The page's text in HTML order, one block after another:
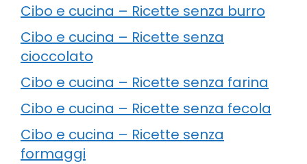
Cibo e cucina – Ricette senza burro
Cibo e cucina – Ricette senza
cioccolato
Cibo e cucina – Ricette senza farina
Cibo e cucina – Ricette senza fecola
Cibo e cucina – Ricette senza
formaggi